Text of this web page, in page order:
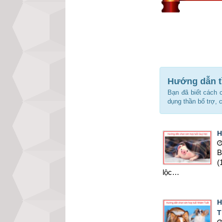
Hướng dẫn
Bạn đã biết cách
dụng thần bổ trợ,
lộc…